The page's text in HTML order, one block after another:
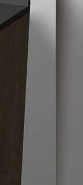
1.1 м2, в прямую
Помещение
центре.
Возможное